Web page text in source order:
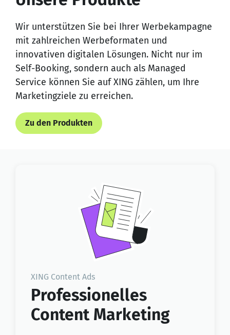
Wir unterstützen Sie bei Ihrer Werbekampagne
mit zahlreichen Werbeformaten und
innovativen digitalen Lösungen. Nicht nur im
Self-Booking, sondern auch als Managed
Service können Sie auf XING zählen, um Ihre
Marketingziele zu erreichen.
Zu den Produkten
XING Content Ads
Professionelles
Content Marketing